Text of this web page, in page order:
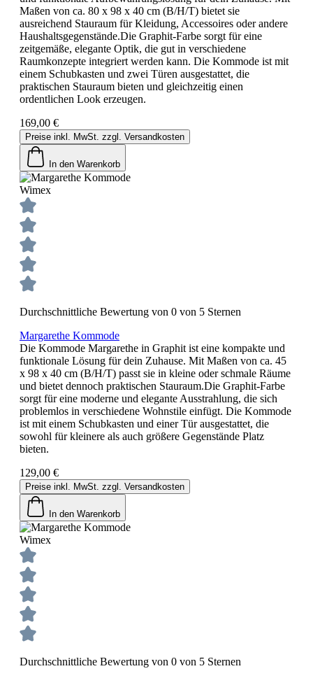
Maßen von ca. 80 x 98 x 40 cm (B/H/T) bietet sie
ausreichend Stauraum für Kleidung, Accessoires oder andere
Haushaltsgegenstände.Die Graphit-Farbe sorgt für eine
zeitgemäße, elegante Optik, die gut in verschiedene
Raumkonzepte integriert werden kann. Die Kommode ist mit
einem Schubkasten und zwei Türen ausgestattet, die
praktischen Stauraum bieten und gleichzeitig einen
ordentlichen Look erzeugen.
169,00 €
Preise inkl. MwSt. zzgl. Versandkosten
In den Warenkorb
Wimex
Durchschnittliche Bewertung von 0 von 5 Sternen
Margarethe Kommode
Die Kommode Margarethe in Graphit ist eine kompakte und
funktionale Lösung für dein Zuhause. Mit Maßen von ca. 45
x 98 x 40 cm (B/H/T) passt sie in kleine oder schmale Räume
und bietet dennoch praktischen Stauraum.Die Graphit-Farbe
sorgt für eine moderne und elegante Ausstrahlung, die sich
problemlos in verschiedene Wohnstile einfügt. Die Kommode
ist mit einem Schubkasten und einer Tür ausgestattet, die
sowohl für kleinere als auch größere Gegenstände Platz
bieten.
129,00 €
Preise inkl. MwSt. zzgl. Versandkosten
In den Warenkorb
Wimex
Durchschnittliche Bewertung von 0 von 5 Sternen